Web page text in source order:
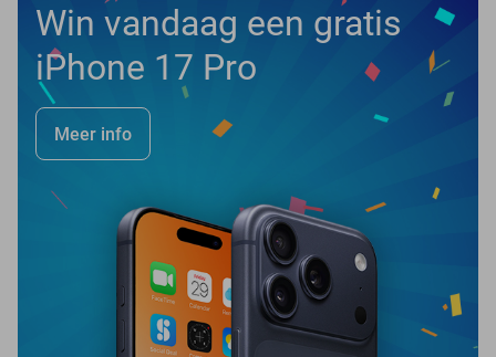
Win vandaag een gratis
iPhone 17 Pro
Meer info